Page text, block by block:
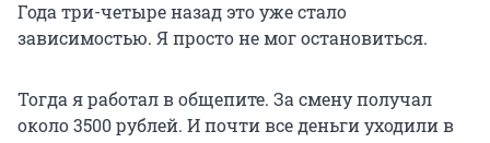
Года три-четыре назад это уже стало
зависимостью. Я просто не мог остановиться.
Тогда я работал в общепите. За смену получал
около 3500 рублей. И почти все деньги уходили в